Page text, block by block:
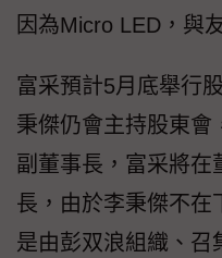
因為Micro LED，與
富采預計5月底舉行
秉傑仍會主持股東會
副董事長，富采將在
長，由於李秉傑不在
是由彭双浪組織、召